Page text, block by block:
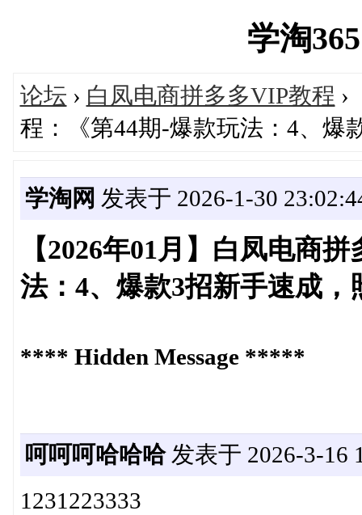
学淘
论坛 › 白凤电商拼多多VIP教程 ›
程：《第44期-爆款玩法：4、爆
学淘网 发表于 2026-1-30
【2026年01月】白凤电商
法：4、爆款3招新手速成，
**** Hidden Message *****
呵呵呵哈哈哈发表于 2026-3-16
1231223333